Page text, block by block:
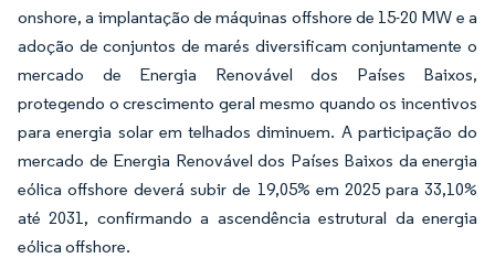
onshore, a implantação de máquinas offshore de 15-20 MW e a
adoção de conjuntos de marés diversificam conjuntamente o
mercado de Energia Renovável dos Países Baixos,
protegendo o crescimento geral mesmo quando os incentivos
para energia solar em telhados diminuem. A participação do
mercado de Energia Renovável dos Países Baixos da energia
eólica offshore deverá subir de 19,05% em 2025 para 33,10%
até 2031, confirmando a ascendência estrutural da energia
eólica offshore.